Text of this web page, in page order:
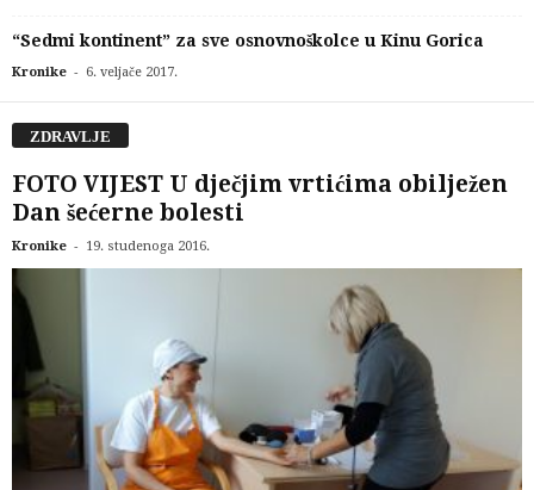
“Sedmi kontinent” za sve osnovnoškolce u Kinu Gorica
Kronike - 6. veljače 2017.
ZDRAVLJE
FOTO VIJEST U dječjim vrtićima obilježen
Dan šećerne bolesti
Kronike - 19. studenoga 2016.